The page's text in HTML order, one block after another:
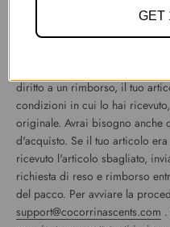
Resi e rimborsi
diritto a un rimborso, il tuo
condizioni in cui lo hai
originale. Avrai bisogno anche
d'acquisto. Se il tuo articolo
ricevuto l'articolo sbagliato,
richiesta di reso e rimborso
del pacco. Per avviare la
support@cocorrinascents.com
GET